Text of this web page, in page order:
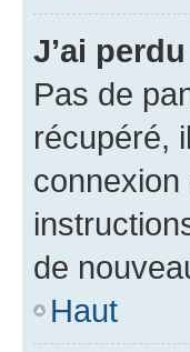
J’ai
Pas de
récupéré,
de
Haut